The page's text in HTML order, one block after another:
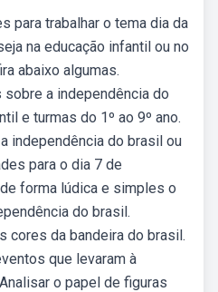
para trabalhar o tema dia da
na educação infantil ou no
abaixo algumas.
a independência do
e turmas do 1º ao 9º ano.
independência do brasil ou
para o dia 7 de
forma lúdica e simples o
do brasil.
cores da bandeira do brasil.
que levaram à
o papel de figuras